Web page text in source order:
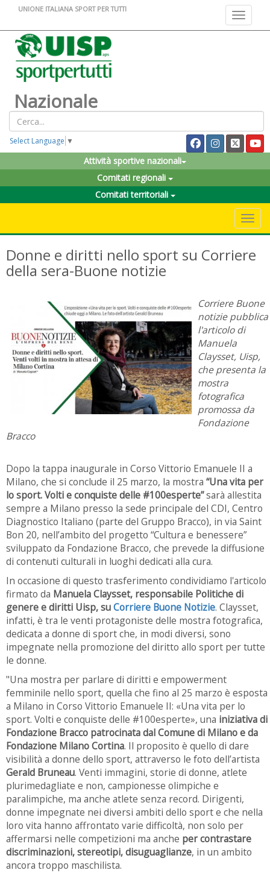
Toggle
UNIONE ITALIANA SPORT PER TUTTI
Nazionale
Select Language ▼
Attività sportive nazionali
Comitati regionali
Comitati territoriali
Donne e diritti nello sport su Corriere
della sera-Buone notizie
Corriere Buone
notizie pubblica
l'articolo di
Manuela
Claysset, Uisp,
che presenta la
mostra
fotografica
promossa da
Fondazione
Bracco
Dopo la tappa inaugurale in Corso Vittorio Emanuele II a
Milano, che si conclude il 25 marzo, la mostra “Una vita per
lo sport. Volti e conquiste delle #100esperte”sarà allestita
sempre a Milano presso la sede principale del CDI, Centro
Diagnostico Italiano (parte del Gruppo Bracco), in via Saint
Bon 20, nell’ambito del progetto “Cultura e benessere”
sviluppato da Fondazione Bracco, che prevede la diffusione
di contenuti culturali in luoghi dedicati alla cura.
In occasione di questo trasferimento condividiamo l'articolo
firmato da Manuela Claysset, responsabile Politiche di
genere e diritti Uisp, suCorriere Buone Notizie. Claysset,
infatti, è tra le venti protagoniste delle mostra fotografica,
dedicata a donne di sport che, in modi diversi, sono
impegnate nella promozione del diritto allo sport per tutte
le donne.
"Una mostra per parlare di diritti e empowerment
femminile nello sport, quella che fino al 25 marzo è esposta
a Milano in Corso Vittorio Emanuele II: «Una vita per lo
sport. Volti e conquiste delle #100esperte», una iniziativa di
Fondazione Bracco patrocinata dal Comune di Milano e da
Fondazione Milano Cortina. Il proposito è quello di dare
visibilità a donne dello sport, attraverso le foto dell’artista
Gerald Bruneau. Venti immagini, storie di donne, atlete
plurimedagliate e non, campionesse olimpiche e
paralimpiche, ma anche atlete senza record. Dirigenti,
donne impegnate nei diversi ambiti dello sport e che nella
loro vita hanno affrontato varie difficoltà, non solo per
affermarsi nelle competizioni ma anche per contrastare
discriminazioni, stereotipi, disuguaglianze, in un ambito
ancora troppo maschilista.